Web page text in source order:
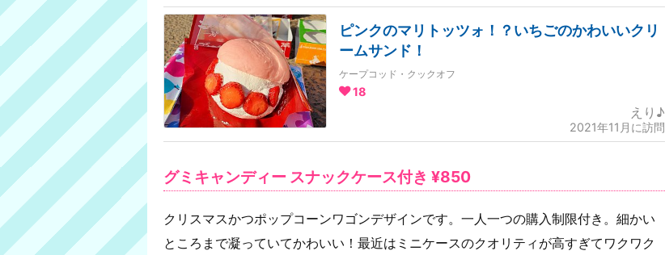
ピンクのマリトッツォ！？いちごのかわいいクリ
ームサンド！
ケープコッド・クックオフ
18
えり♪
2021年11月に訪問
グミキャンディー スナックケース付き ¥850
クリスマスかつポップコーンワゴンデザインです。一人一つの購入制限付き。細かい
ところまで凝っていてかわいい！最近はミニケースのクオリティが高すぎてワクワク